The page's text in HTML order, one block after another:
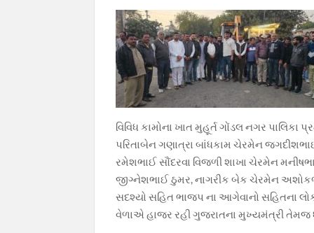
વિવિધ કામોના ખાત મુહૂર્ત ગોંડલ નગર
પરિતાબેન ગણાત્રા બાંધકામ ચેરમેન
રમેશભાઈ સૌંદરવા વિજળી શાખા ચેરમેન
જીગ્નેશભાઈ ઠુમર, નાગરીક બેક ચેરમેન
સદશ્યો સહિત ભાજપ ના આગેવાનો સહિતના
વેળાએ હાજર રહી ગુજરાતના મુખ્યમંત્રી તેમજ